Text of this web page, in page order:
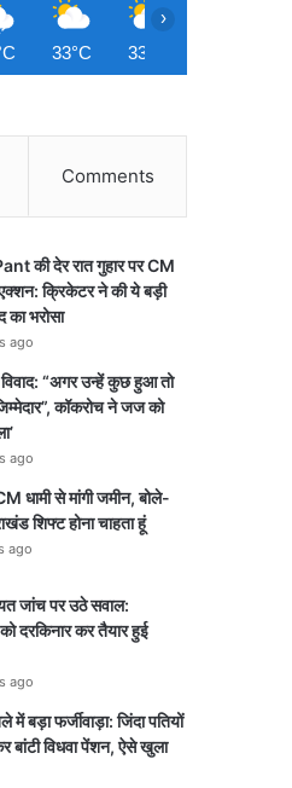
33°C 33°C
›
Comments
की देर रात गुहार पर CM
क्रिकेटर ने की ये बड़ी
का भरोसा
ago
“अगर उन्हें कुछ हुआ तो
कॉकरोच ने जज को
ago
धामी से मांगी जमीन, बोले-
शिफ्ट होना चाहता हूं
ago
जांच पर उठे सवाल:
दरकिनार कर तैयार हुई
ago
में बड़ा फर्जीवाड़ा: जिंदा पतियों
बांटी विधवा पेंशन, ऐसे खुला